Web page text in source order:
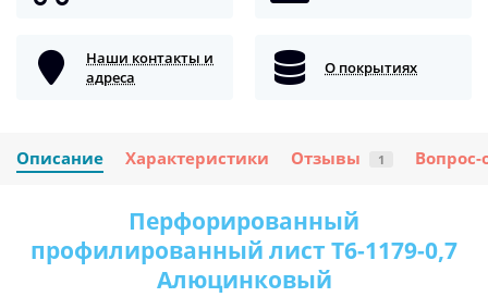
Наши контакты и
адреса
О покрытиях
Описание Характеристики Отзывы 1 Вопрос-
Перфорированный
профилированный лист Т6-1179-0,7
Алюцинковый